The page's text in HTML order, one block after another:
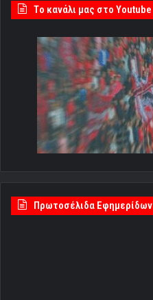
Tο κανάλι μας στο Youtube
Πρωτοσέλιδα Εφημερίδων